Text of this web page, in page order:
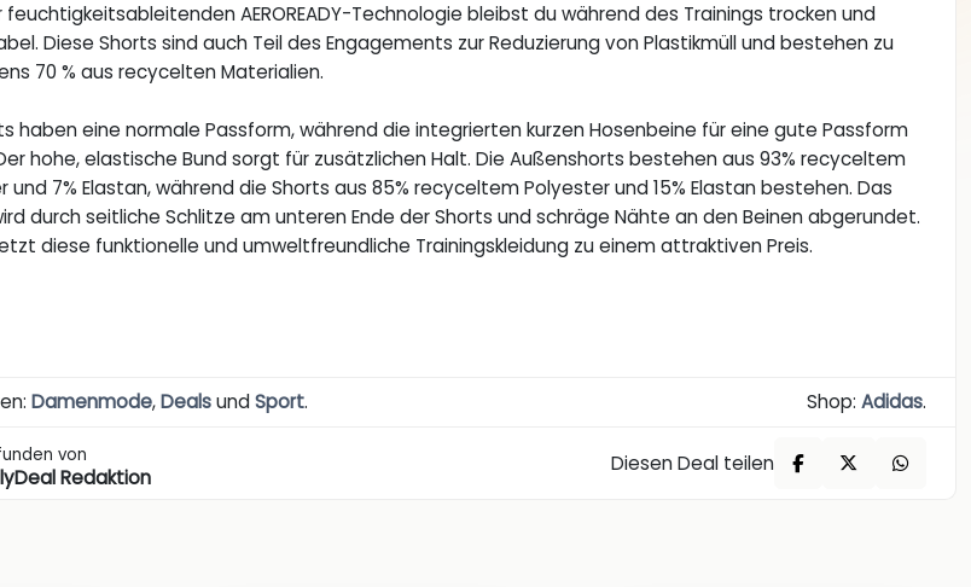
feuchtigkeitsableitenden AEROREADY-Technologie bleibst du während des Trainings trocken und
Diese Shorts sind auch Teil des Engagements zur Reduzierung von Plastikmüll und bestehen zu
70 % aus recycelten Materialien.
haben eine normale Passform, während die integrierten kurzen Hosenbeine für eine gute Passform
hohe, elastische Bund sorgt für zusätzlichen Halt. Die Außenshorts bestehen aus 93% recyceltem
und 7% Elastan, während die Shorts aus 85% recyceltem Polyester und 15% Elastan bestehen. Das
durch seitliche Schlitze am unteren Ende der Shorts und schräge Nähte an den Beinen abgerundet.
diese funktionelle und umweltfreundliche Trainingskleidung zu einem attraktiven Preis.
Damenmode,DealsundSport. Shop: Adidas.
von
Redaktion
Diesen Deal teilen